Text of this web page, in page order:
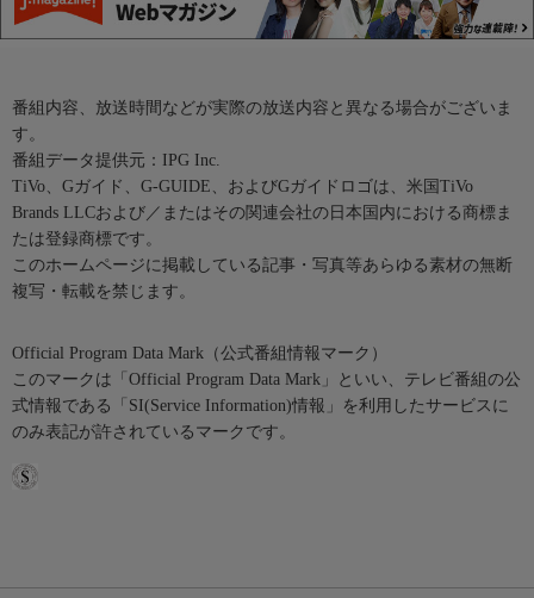
番組内容、放送時間などが実際の放送内容と異なる場合がございま
す。
番組データ提供元：IPG Inc.
TiVo、Gガイド、G-GUIDE、およびGガイドロゴは、米国TiVo
Brands LLCおよび／またはその関連会社の日本国内における商標ま
たは登録商標です。
このホームページに掲載している記事・写真等あらゆる素材の無断
複写・転載を禁じます。
Official Program Data Mark（公式番組情報マーク）
このマークは「Official Program Data Mark」といい、テレビ番組の公
式情報である「SI(Service Information)情報」を利用したサービスに
のみ表記が許されているマークです。